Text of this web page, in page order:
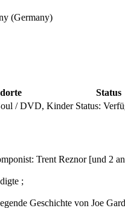
(Germany)
Status
/ DVD, Kinder Status:
Trent Reznor [und 2
;
Geschichte von Joe